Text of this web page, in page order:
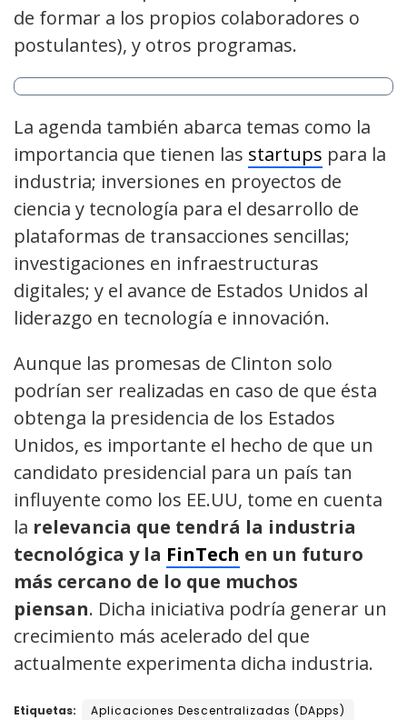
de formar a los propios colaboradores o
postulantes), y otros programas.
La agenda también abarca temas como la
importancia que tienen las startups para la
industria; inversiones en proyectos de
ciencia y tecnología para el desarrollo de
plataformas de transacciones sencillas;
investigaciones en infraestructuras
digitales; y el avance de Estados Unidos al
liderazgo en tecnología e innovación.
Aunque las promesas de Clinton solo
podrían ser realizadas en caso de que ésta
obtenga la presidencia de los Estados
Unidos, es importante el hecho de que un
candidato presidencial para un país tan
influyente como los EE.UU, tome en cuenta
la relevancia que tendrá la industria
tecnológica y la FinTech en un futuro
más cercano de lo que muchos
piensan. Dicha iniciativa podría generar un
crecimiento más acelerado del que
actualmente experimenta dicha industria.
Etiquetas:
Aplicaciones Descentralizadas (DApps)